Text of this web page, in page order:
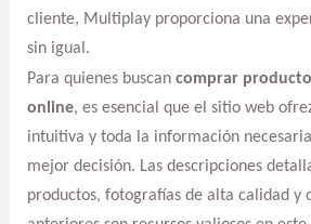
cliente, Multiplay proporciona una
sin igual.
Para quienes buscan comprar
online, es esencial que el sitio web
intuitiva y toda la información
mejor decisión. Las descripciones
productos, fotografías de alta calidad y